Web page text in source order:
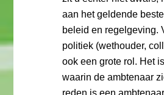
aan het geldende
beleid en regelgeving.
politiek (wethouder,
ook een grote rol. Het
waarin de ambtenaar
reden is een